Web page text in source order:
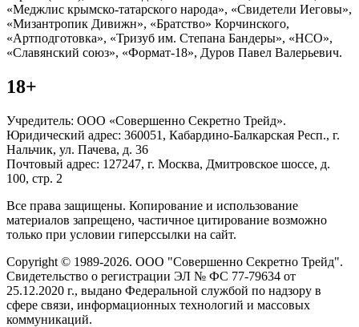
«Меджлис крымско-татарского народа», «Свидетели Иеговы»,
«Мизантропик Дивижн», «Братство» Корчинского,
«Артподготовка», «Тризуб им. Степана Бандеры», «НСО»,
«Славянский союз», «Формат-18», Дуров Павел Валерьевич.
18+
Учредитель: ООО «Совершенно Секретно Трейд».
Юридический адрес: 360051, Кабардино-Балкарская Респ., г.
Нальчик, ул. Пачева, д. 36
Почтовый адрес: 127247, г. Москва, Дмитровское шоссе, д.
100, стр. 2
Все права защищены. Копирование и использование
материалов запрещено, частичное цитирование возможно
только при условии гиперссылки на сайт.
Copyright © 1989-2026. ООО "Совершенно Секретно Трейд".
Свидетельство о регистрации ЭЛ № ФС 77-79634 от
25.12.2020 г., выдано Федеральной службой по надзору в
сфере связи, информационных технологий и массовых
коммуникаций.